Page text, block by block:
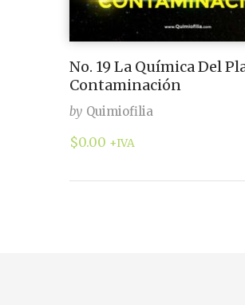
No. 19 La Química Del
Contaminación
by Quimiofilia
$0.00 +IVA